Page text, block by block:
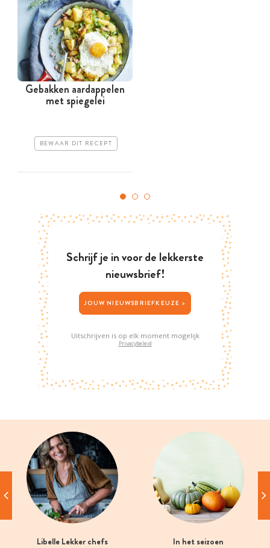
Gebakken aardappelen
met spiegelei
BEWAAR DIT RECEPT
Schrijf je in voor de lekkerste
nieuwsbrief!
JOUW NIEUWSBRIEFKEUZE >
Uitschrijven is op elk moment mogelijk
Privacybeleid
Libelle Lekker chefs In het seizoen